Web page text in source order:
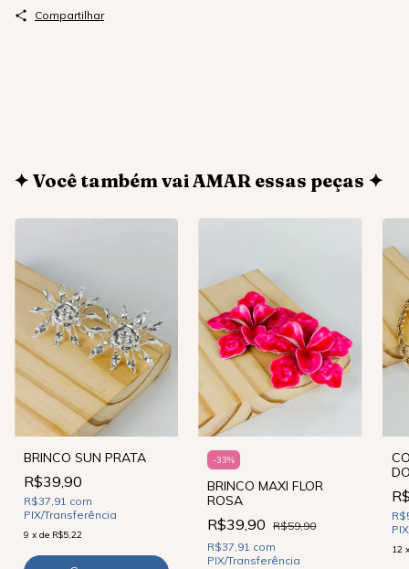
Compartilhar
✦ Você também vai AMAR essas peças ✦
BRINCO SUN PRATA
R$39,90
R$37,91 com
PIX/Transferência
9 x de R$5,22
-33%
BRINCO MAXI FLOR
ROSA
R$39,90
R$59,90
R$37,91 com
PIX/Transferência
12